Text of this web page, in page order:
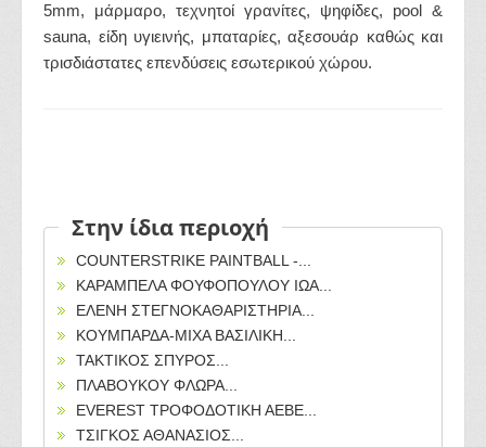
5mm, μάρμαρο, τεχνητοί γρανίτες, ψηφίδες, pool &
sauna, είδη υγιεινής, μπαταρίες, αξεσουάρ καθώς και
τρισδιάστατες επενδύσεις εσωτερικού χώρου.
Στην ίδια περιοχή
COUNTERSTRIKE PAINTBALL -...
ΚΑΡΑΜΠΕΛΑ ΦΟΥΦΟΠΟΥΛΟΥ ΙΩΑ...
ΕΛΕΝΗ ΣΤΕΓΝΟΚΑΘΑΡΙΣΤΗΡΙΑ...
ΚΟΥΜΠΑΡΔΑ-ΜΙΧΑ ΒΑΣΙΛΙΚΗ...
ΤΑΚΤΙΚΟΣ ΣΠΥΡΟΣ...
ΠΛΑΒΟΥΚΟΥ ΦΛΩΡΑ...
EVEREST ΤΡΟΦΟΔΟΤΙΚΗ ΑΕΒΕ...
ΤΣΙΓΚΟΣ ΑΘΑΝΑΣΙΟΣ...